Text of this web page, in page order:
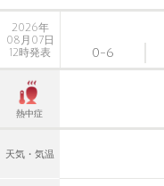
2026年
08月07日
12時発表
0-6
熱中症
天気・気温